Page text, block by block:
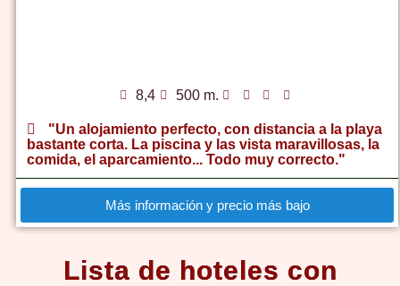
8,4 500 m.
"Un alojamiento perfecto, con distancia a la playa
bastante corta. La piscina y las vista maravillosas, la
comida, el aparcamiento... Todo muy correcto."
Más información y precio más bajo
Lista de hoteles con